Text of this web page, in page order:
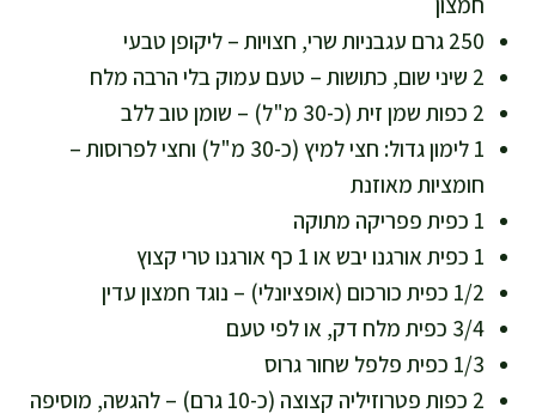
250 גרם עגבניות שרי, חצויות – ליקופן טבעי
2 שיני שום, כתושות – טעם עמוק בלי הרבה מלח
2 כפות שמן זית (כ-30 מ"ל) – שומן טוב ללב
1 לימון גדול: חצי למיץ (כ-30 מ"ל) וחצי לפרוסות –
חומציות מאוזנת
1 כפית פפריקה מתוקה
1 כפית אורגנו יבש או 1 כף אורגנו טרי קצוץ
1/2 כפית כורכום (אופציונלי) – נוגד חמצון עדין
3/4 כפית מלח דק, או לפי טעם
1/3 כפית פלפל שחור גרוס
2 כפות פטרוזיליה קצוצה (כ-10 גרם) – להגשה, מוסיפה